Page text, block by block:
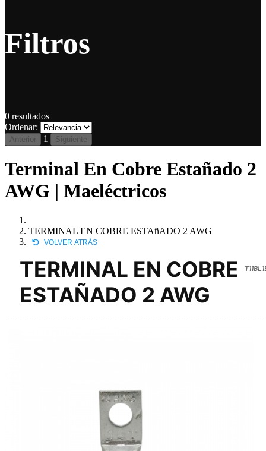
Filtros
0 resultados
Ordenar:
Anterior 1 Siguiente
Terminal En Cobre Estañado 2
AWG | Maeléctricos
TERMINAL EN COBRE ESTAñADO 2 AWG
VOLVER ATRÁS
TERMINAL EN COBRE
ESTAÑADO 2 AWG